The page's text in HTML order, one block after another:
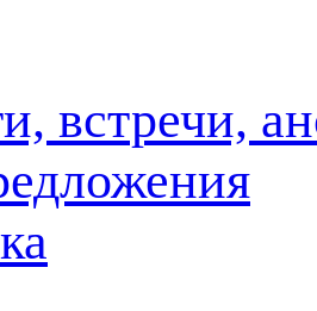
встречи,